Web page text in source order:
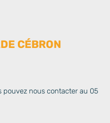
CÉBRON
pouvez nous contacter au 05